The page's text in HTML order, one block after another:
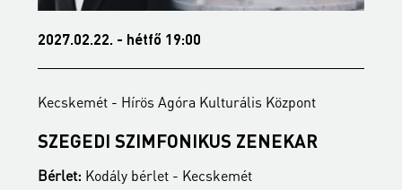
2027.02.22. - hétfő 19:00
Kecskemét - Hírös Agóra Kulturális Központ
SZEGEDI SZIMFONIKUS ZENEKAR
Bérlet: Kodály bérlet - Kecskemét